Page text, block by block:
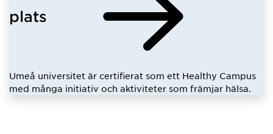
plats
Umeå universitet är certifierat som ett Healthy Campus
med många initiativ och aktiviteter som främjar hälsa.